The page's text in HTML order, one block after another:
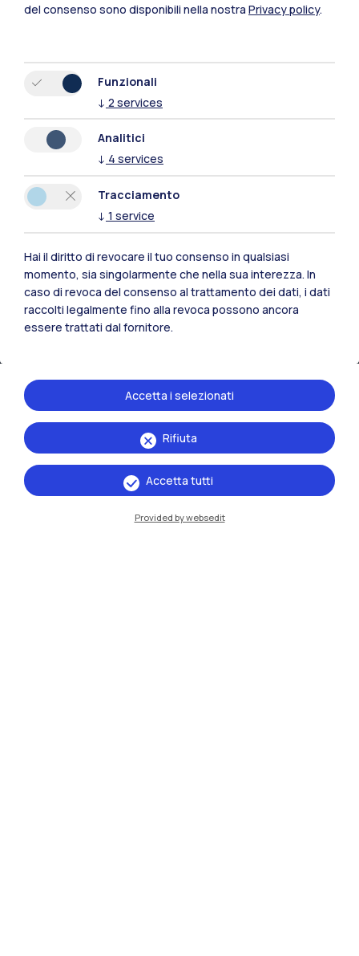
IT EN
Sedi
Milano Bovisa
Cremona
Lecco
Mantova
del consenso sono disponibili nella nostra Privacy policy.
Funzionali
↓ 2 services
Analitici
↓ 4 services
Tracciamento
↓ 1 service
Hai il diritto di revocare il tuo consenso in qualsiasi
momento, sia singolarmente che nella sua interezza. In
caso di revoca del consenso al trattamento dei dati, i dati
raccolti legalmente fino alla revoca possono ancora
essere trattati dal fornitore.
Rifiuta
Accetta i selezionati
Accetta tutti
Provided by websedit